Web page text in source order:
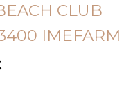
CLUB
IMEFARM